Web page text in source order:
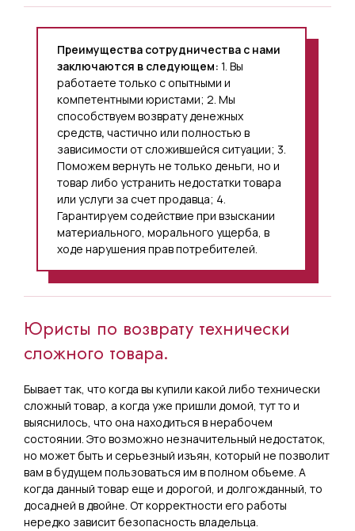
О возврате денежной суммы,
уплаченной за товар
ненадлежащего качества, а также
возмещении уплаченных
потребителем процентов и иных
платежей по договору
потребительского кредита
(займа);
О взыскании суммы договора и
компенсации за причиненный
моральный вред
(парикмахерские услуги);
По гарантийному ремонту
автомобиля;
Об отказе от товара
ненадлежащего качества,
приобретенного дистанционным
способом;
Преимущества сотрудничества с нами
заключаются в следующем: 1. Вы
работаете только с опытными и
компетентными юристами; 2. Мы
способствуем возврату денежных
средств, частично или полностью в
зависимости от сложившейся ситуации; 3.
Поможем вернуть не только деньги, но и
товар либо устранить недостатки товара
или услуги за счет продавца; 4.
Гарантируем содействие при взыскании
материального, морального ущерба, в
ходе нарушения прав потребителей.
Юристы по возврату технически
сложного товара.
Бывает так, что когда вы купили какой либо технически
сложный товар, а когда уже пришли домой, тут то и
выяснилось, что она находиться в нерабочем
состоянии. Это возможно незначительный недостаток,
но может быть и серьезный изъян, который не позволит
вам в будущем пользоваться им в полном объеме. А
когда данный товар еще и дорогой, и долгожданный, то
досадней в двойне. От корректности его работы
нередко зависит безопасность владельца.